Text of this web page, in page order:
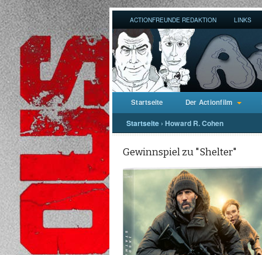
ACTIONFREUNDE REDAKTION LINKS
Startseite Der Actionfilm
Startseite › Howard R. Cohen
Gewinnspiel zu "Shelter"